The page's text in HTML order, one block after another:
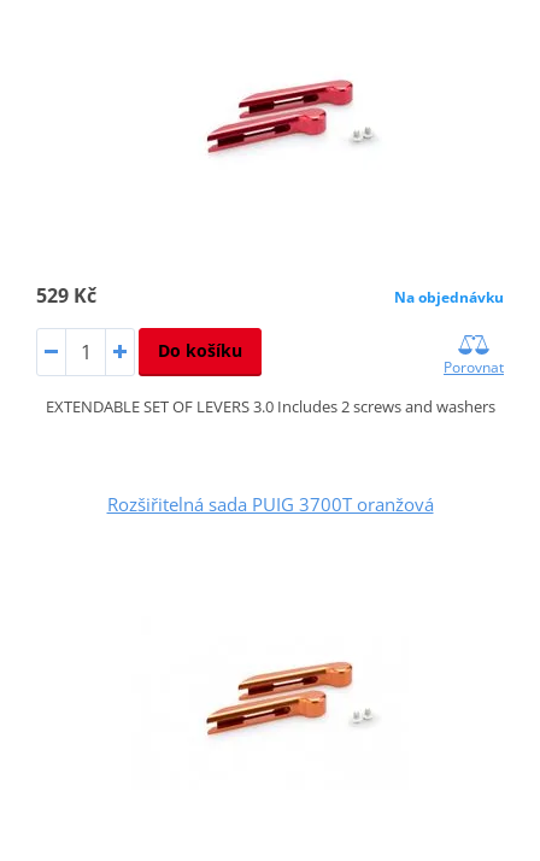
529 Kč Na objednávku
Do košíku
Porovnat
EXTENDABLE SET OF LEVERS 3.0 Includes 2 screws and washers
Rozšiřitelná sada PUIG 3700T oranžová